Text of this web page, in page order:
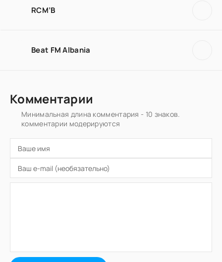
RCM’B
Beat FM Albania
Комментарии
Минимальная длина комментария - 10 знаков.
комментарии модерируются